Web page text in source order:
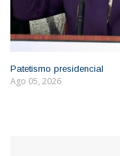
Patetismo presidencial
Ago 05, 2026